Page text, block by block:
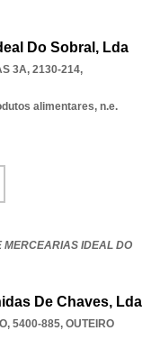
Do Sobral, Lda
3A, 2130-214,
alimentares, n.e.
MERCEARIAS IDEAL DO
De Chaves, Lda
5400-885, OUTEIRO